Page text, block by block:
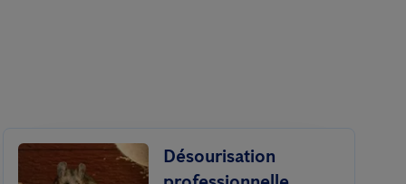
Désourisation